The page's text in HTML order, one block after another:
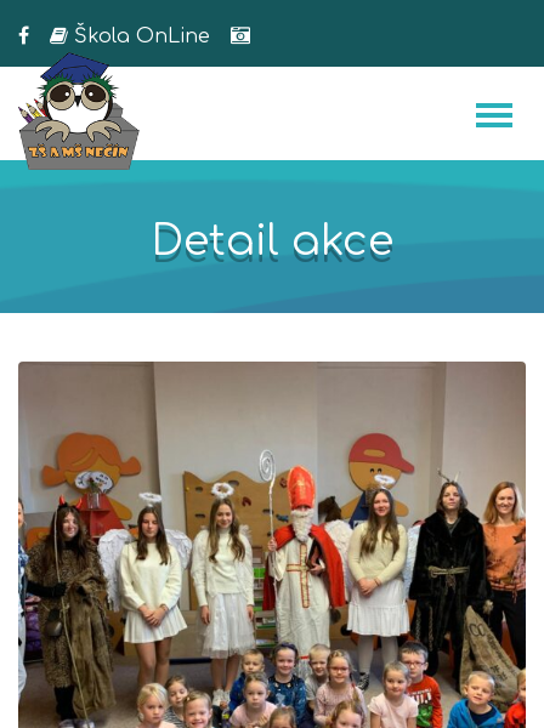
Škola OnLine
Detail akce